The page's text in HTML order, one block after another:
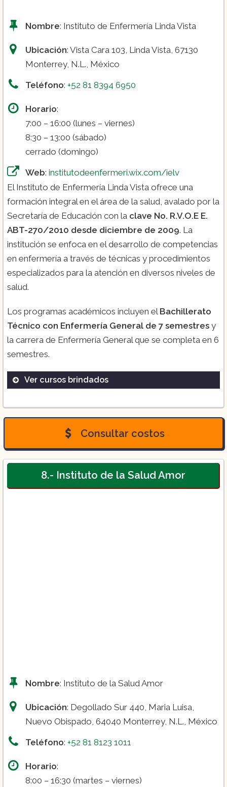
Nombre: Instituto de Enfermería Linda Vista
Ubicación: Vista Cara 103, Linda Vista, 67130
Monterrey, N.L., México
Teléfono: +52 81 8394 6950
Horario:
7:00 – 16:00 (lunes – viernes)
8:30 – 13:00 (sábado)
cerrado (domingo)
Web: institutodeenfermeri.wix.com/ielv
El Instituto de Enfermería Linda Vista ofrece una
formación integral en el área de la salud, avalado por la
Secretaría de Educación con la clave No. R.V.O.E E.
ABT-270/2010 desde diciembre de 2009​​. La
institución se enfoca en el desarrollo de competencias
en enfermería a través de técnicas y procedimientos
especializados para la atención en diversos niveles de
salud​.
Los programas académicos incluyen el Bachillerato
Técnico con Enfermería General de 7 semestres y
la carrera de Enfermería General que se completa en 6
semestres.
Ver cursos brindados
Bachillerato Técnico con Enfermería
General (7 Semestres)Consultar costos
8.- Instituto de la Salud Amor
Nombre: Instituto de la Salud Amor
Ubicación: Degollado Sur 440, Maria Luisa,
Nuevo Obispado, 64040 Monterrey, N.L., México
Teléfono: +52 81 8123 1011
Horario:
8:00 – 16:30 (martes – viernes)